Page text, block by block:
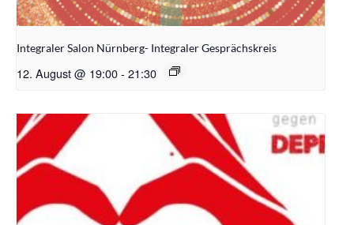
Integraler Salon Nürnberg- Integraler Gesprächskreis
12. August @ 19:00- 21:30